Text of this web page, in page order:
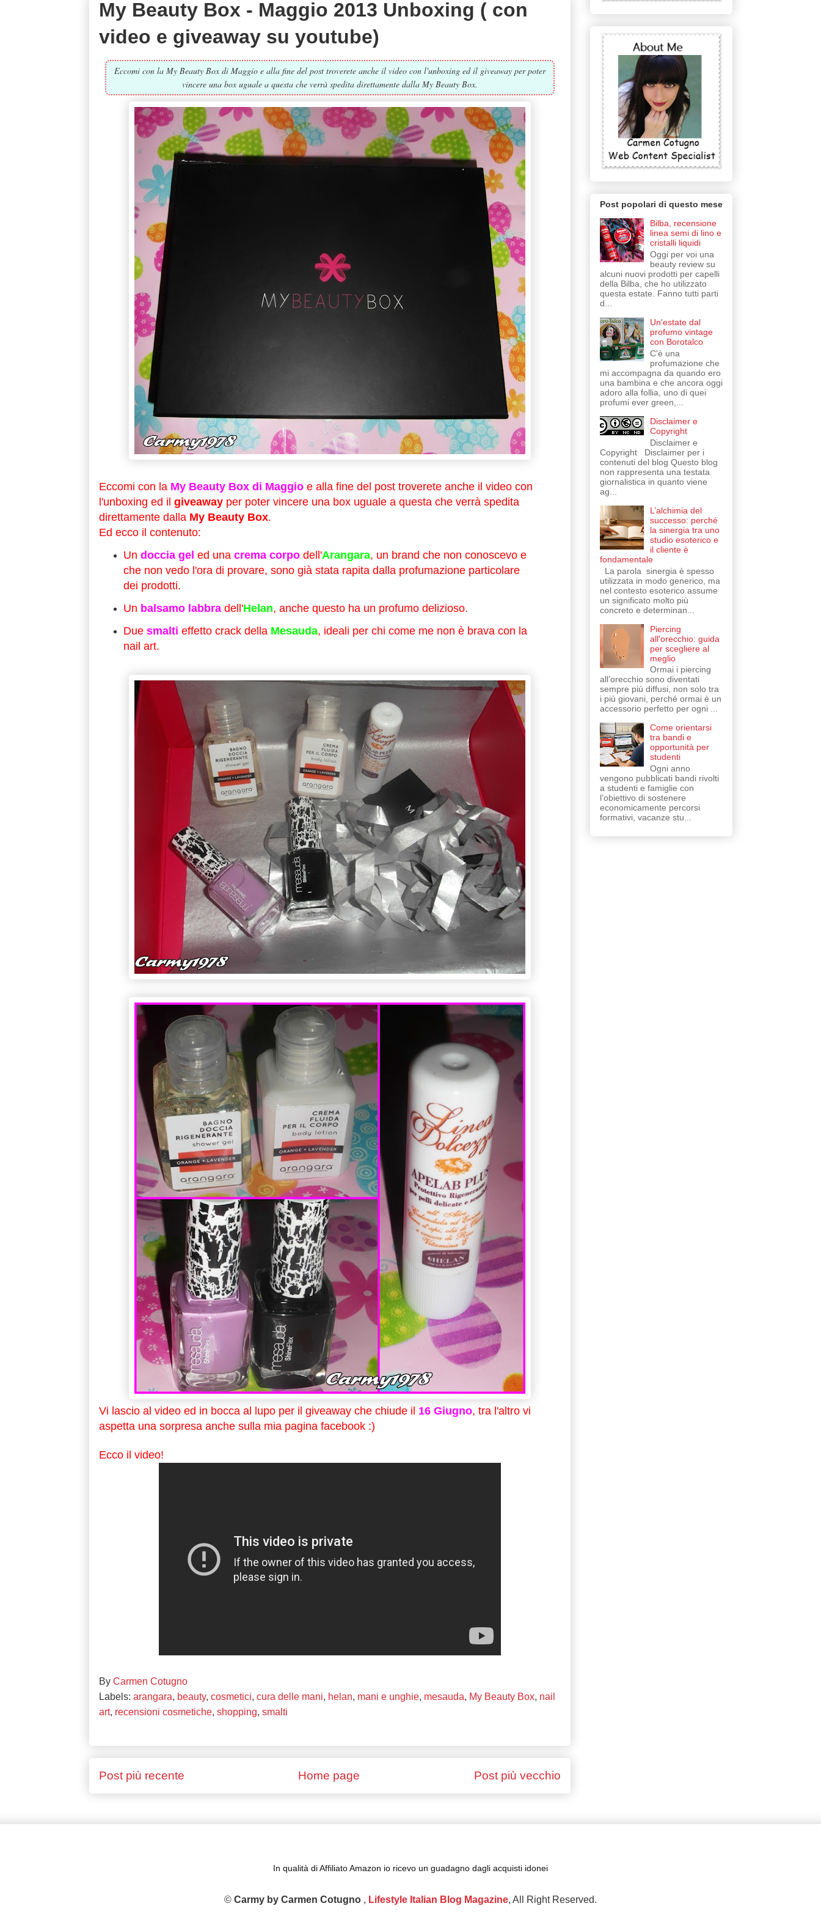
My Beauty Box - Maggio 2013 Unboxing ( con
video e giveaway su youtube)
Eccomi con la My Beauty Box di Maggio e alla fine del post troverete anche il video con l'unboxing ed il giveaway per poter
vincere una box uguale a questa che verrà spedita direttamente dalla My Beauty Box.
Eccomi con la My Beauty Box di Maggioe alla fine del post troverete anche il video con
l'unboxing ed il giveaway per poter vincere una box uguale a questa che verrà spedita
direttamente dalla My Beauty Box.
Ed ecco il contenuto:
Un doccia gel ed una crema corpodell'Arangara, un brand che non conoscevo e
che non vedo l'ora di provare, sono già stata rapita dalla profumazione particolare
dei prodotti.
Un balsamo labbradell'Helan, anche questo ha un profumo delizioso.
Duesmalti effetto crack della Mesauda, ideali per chi come me non è brava con la
nail art.
Vi lascio al video ed in bocca al lupo per il giveaway che chiude il 16 Giugno, tra l'altro vi
aspetta una sorpresa anche sulla mia pagina facebook :)
Ecco il video!
By Carmen Cotugno
Labels: arangara, beauty, cosmetici, cura delle mani, helan, mani e unghie, mesauda, My Beauty Box, nail
art, recensioni cosmetiche, shopping, smalti
Post più recente Post più vecchio
Home page
Post popolari di questo mese
Bilba, recensione
linea semi di lino e
cristalli liquidi
Oggi per voi una
beauty review su
alcuni nuovi prodotti per capelli
della Bilba, che ho utilizzato
questa estate. Fanno tutti parti
d...
Un'estate dal
profumo vintage
con Borotalco
C'è una
profumazione che
mi accompagna da quando ero
una bambina e che ancora oggi
adoro alla follia, uno di quei
profumi ever green,...
Disclaimer e
Copyright
Disclaimer e
Copyright Disclaimer per i
contenuti del blog Questo blog
non rappresenta una testata
giornalistica in quanto viene
ag...
L’alchimia del
successo: perché
la sinergia tra uno
studio esoterico e
il cliente è
fondamentale
La parola sinergia è spesso
utilizzata in modo generico, ma
nel contesto esoterico assume
un significato molto più
concreto e determinan...
Piercing
all'orecchio: guida
per scegliere al
meglio
Ormai i piercing
all’orecchio sono diventati
sempre più diffusi, non solo tra
i più giovani, perché ormai è un
accessorio perfetto per ogni ...
Come orientarsi
tra bandi e
opportunità per
studenti
Ogni anno
vengono pubblicati bandi rivolti
a studenti e famiglie con
l’obiettivo di sostenere
economicamente percorsi
formativi, vacanze stu...
In qualità di Affiliato Amazon io ricevo un guadagno dagli acquisti idonei
© Carmy by Carmen Cotugno , Lifestyle Italian Blog Magazine, All Right Reserved.